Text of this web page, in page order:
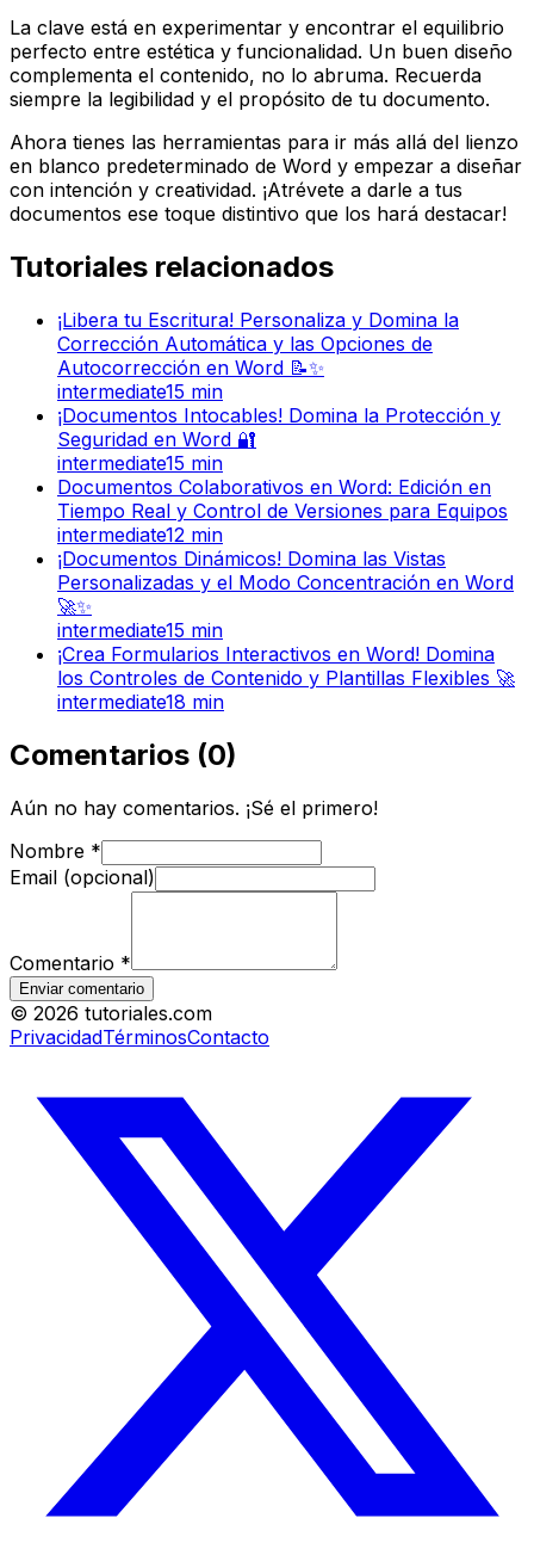
La clave está en experimentar y encontrar el equilibrio
perfecto entre estética y funcionalidad. Un buen diseño
complementa el contenido, no lo abruma. Recuerda
siempre la legibilidad y el propósito de tu documento.
Ahora tienes las herramientas para ir más allá del lienzo
en blanco predeterminado de Word y empezar a diseñar
con intención y creatividad. ¡Atrévete a darle a tus
documentos ese toque distintivo que los hará destacar!
Tutoriales relacionados
¡Libera tu Escritura! Personaliza y Domina la
Corrección Automática y las Opciones de
Autocorrección en Word 📝✨
intermediate15 min
¡Documentos Intocables! Domina la Protección y
Seguridad en Word 🔐
intermediate15 min
Documentos Colaborativos en Word: Edición en
Tiempo Real y Control de Versiones para Equipos
intermediate12 min
¡Documentos Dinámicos! Domina las Vistas
Personalizadas y el Modo Concentración en Word
🚀✨
intermediate15 min
¡Crea Formularios Interactivos en Word! Domina
los Controles de Contenido y Plantillas Flexibles 🚀
intermediate18 min
Comentarios (0)
Aún no hay comentarios. ¡Sé el primero!
Nombre *
Email (opcional)
Comentario *
Enviar comentario
© 2026 tutoriales.com
PrivacidadTérminosContacto